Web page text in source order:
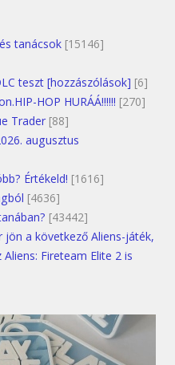
tanácsok [15146]
teszt [hozzászólások] [6]
HOP HURÁÁ!!!!!! [270]
Trader [88]
augusztus
Értékeld! [1616]
[4636]
[43442]
a következő Aliens-játék,
Fireteam Elite 2 is